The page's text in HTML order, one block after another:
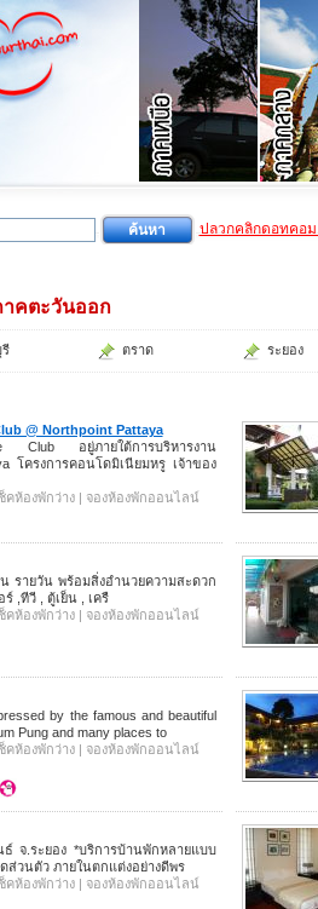
ปลวกคลิกดอทคอม
คตะวันออก
ตราด ระยอง
@ Northpoint Pattaya
Club อยู่ภายใต้การบริหารงาน
โครงการคอนโดมิเนียมหรู เจ้าของ
คห้องพักว่าง | จองห้องพักออนไลน์
รายวัน พร้อมสิ่งอำนวยความสะดวก
,ทีวี , ตู้เย็น , เครื
คห้องพักว่าง | จองห้องพักออนไลน์
by the famous and beautiful
Pung and many places to
คห้องพักว่าง | จองห้องพักออนไลน์
จ.ระยอง *บริการบ้านพักหลายแบบ
ส่วนตัว ภายในตกแต่งอย่างดีพร
คห้องพักว่าง | จองห้องพักออนไลน์